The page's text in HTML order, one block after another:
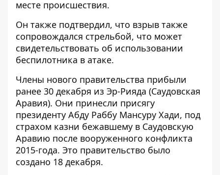
месте происшествия.
Он также подтвердил, что взрыв также
сопровождался стрельбой, что может
свидетельствовать об использовании
беспилотника в атаке.
Члены нового правительства прибыли
ранее 30 декабря из Эр-Рияда (Саудовская
Аравия). Они принесли присягу
президенту Абду Раббу Мансуру Хади, под
страхом казни бежавшему в Саудовскую
Аравию после вооруженного конфликта
2015-года. Это правительство было
создано 18 декабря.